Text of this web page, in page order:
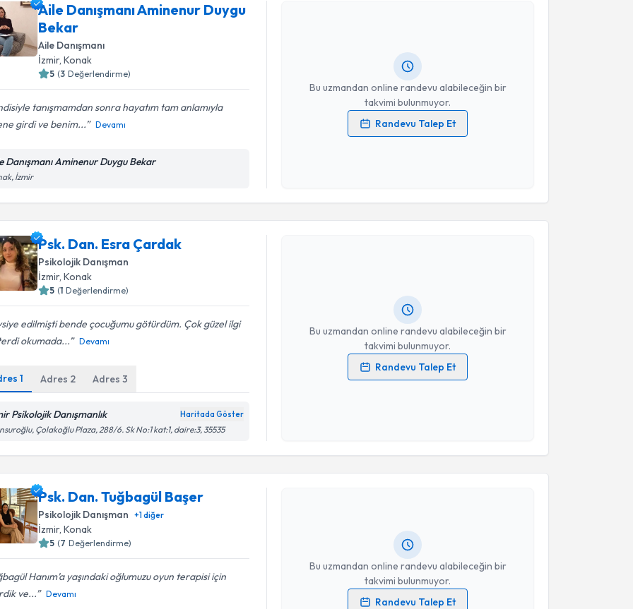
Aile Danışmanı Aminenur Duygu
Bekar
Aile Danışmanı
İzmir, Konak
5 (3 Değerlendirme)
tanışmamdan sonra hayatım tam anlamıyla
girdi ve benim...
Devamı
Danışmanı Aminenur Duygu Bekar
İzmir
Bu uzmandan online randevu alabileceğin bir
takvimi bulunmuyor.
Randevu Talep Et
Kişisel verilerimin işlenmesine ilişkinAydınlatma Metni
Psk. Dan. Esra Çardak
Psikolojik Danışman
İzmir, Konak
5 (1 Değerlendirme)
edilmişti bende çocuğumu götürdüm. Çok güzel ilgi
okumada...
Devamı
1 Adres 2 Adres3
Psikolojik Danışmanlık Haritada Göster
Çolakoğlu Plaza, 288/6. Sk No:1 kat:1, daire:3, 35535
Bu uzmandan online randevu alabileceğin bir
takvimi bulunmuyor.
Randevu Talep Et
Kişisel verilerimin işlenmesine ilişkinAydınlatma Metni
Takvim Talebini Gönder
Psk. Dan. Tuğbagül Başer
Psikolojik Danışman +1diğer
İzmir, Konak
5 (7 Değerlendirme)
Hanım’a yaşındaki oğlumuzu oyun terapisi için
ve...
Devamı
Bu uzmandan online randevu alabileceğin bir
takvimi bulunmuyor.
Randevu Talep Et
Randevu Takvimi Talebi
Psk. Dan. Tuğbagül Başer